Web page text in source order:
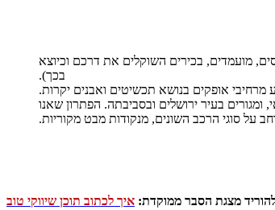
מועמדים, בכירים השוקלים את דרכם וכיוצא
בכך).
מרחיבי אופקים בנושא תכשיטים ואבנים יקרות.
ומגורים בעיר ירושלים ובסביבתה. הפתרון שאנו
על סוגי הרכב השונים, מנקודות מבט מקוריות.
מצגת הסבר ממוקדת: איך לכתוב תוכן שיווקי טוב